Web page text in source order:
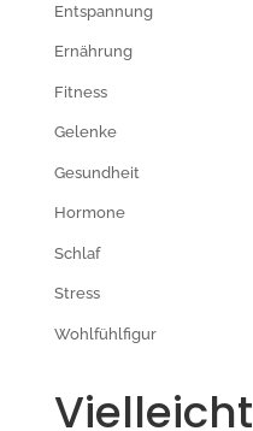
Entspannung
Ernährung
Fitness
Gelenke
Gesundheit
Hormone
Schlaf
Stress
Wohlfühlfigur
Vielleicht